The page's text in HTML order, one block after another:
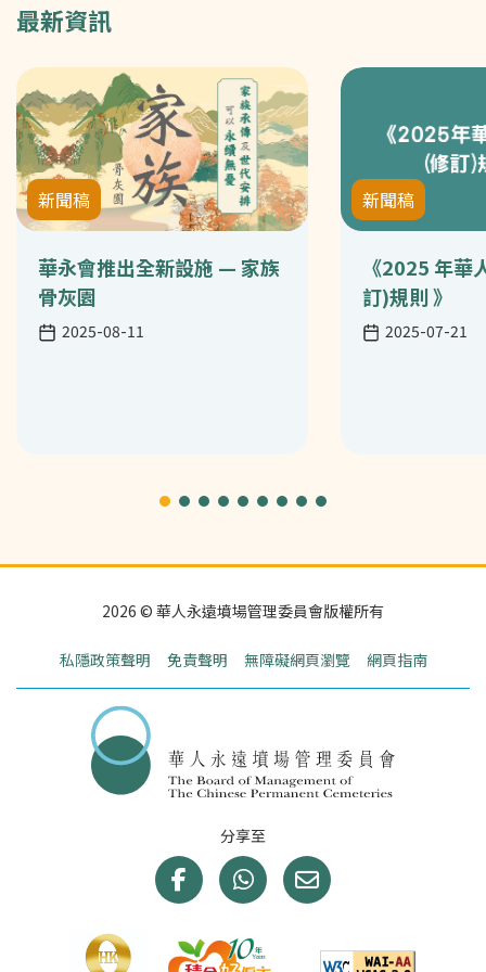
最新資訊
新聞稿
華永會推出全新設施 — 家族
骨灰園
日期2025-08-11
新聞稿
《2025 年華
訂)規則 》
日期2025-07-21
2026 © 華人永遠墳場管理委員會版權所有
私隱政策聲明 免責聲明 無障礙網頁瀏覽 網頁指南
分享至